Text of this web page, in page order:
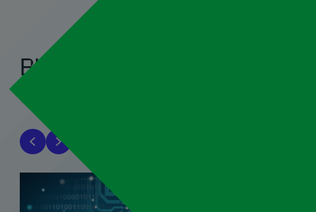
Blogues associés
Tout voir